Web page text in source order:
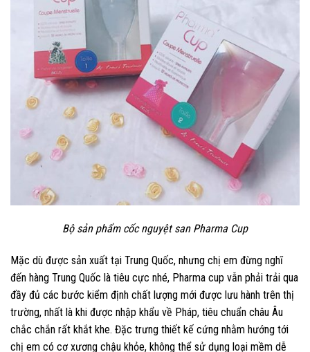
Bộ sản phẩm cốc nguyệt san Pharma Cup
Mặc dù được sản xuất tại Trung Quốc, nhưng chị em đừng nghĩ
đến hàng Trung Quốc là tiêu cực nhé, Pharma cup vẫn phải trải qua
đầy đủ các bước kiểm định chất lượng mới được lưu hành trên thị
trường, nhất là khi được nhập khẩu về Pháp, tiêu chuẩn châu Âu
chắc chắn rất khắt khe. Đặc trưng thiết kế cứng nhằm hướng tới
chị em có cơ xương chậu khỏe, không thể sử dụng loại mềm dễ